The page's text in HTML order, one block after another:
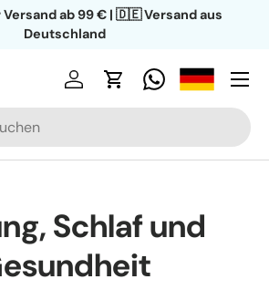
Versand ab 99 € | 🇩🇪 Versand aus
Deutschland
EinloggenEinkaufswagen
Menü
Schlaf und